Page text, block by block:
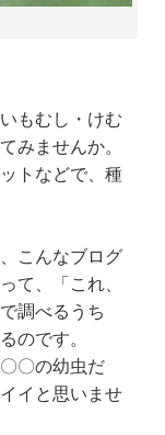
もむし・けむ
みませんか。
トなどで、種
こんなブログ
て、「これ、
調べるうち
のです。
〇の幼虫だ
イと思いませ